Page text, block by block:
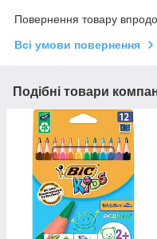
Повернення товару
Всі умови повернення
Подібні товари